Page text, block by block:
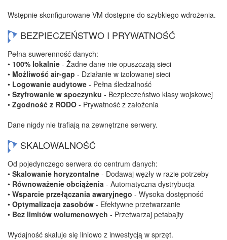
Wstępnie skonfigurowane VM dostępne do szybkiego wdrożenia.
BEZPIECZEŃSTWO I PRYWATNOŚĆ
Pełna suwerenność danych:
• 100% lokalnie - Żadne dane nie opuszczają sieci
• Możliwość air-gap - Działanie w izolowanej sieci
• Logowanie audytowe - Pełna śledzalność
• Szyfrowanie w spoczynku - Bezpieczeństwo klasy wojskowej
• Zgodność z RODO - Prywatność z założenia
Dane nigdy nie trafiają na zewnętrzne serwery.
SKALOWALNOŚĆ
Od pojedynczego serwera do centrum danych:
• Skalowanie horyzontalne - Dodawaj węzły w razie potrzeby
• Równoważenie obciążenia - Automatyczna dystrybucja
• Wsparcie przełączania awaryjnego - Wysoka dostępność
• Optymalizacja zasobów - Efektywne przetwarzanie
• Bez limitów wolumenowych - Przetwarzaj petabajty
Wydajność skaluje się liniowo z inwestycją w sprzęt.